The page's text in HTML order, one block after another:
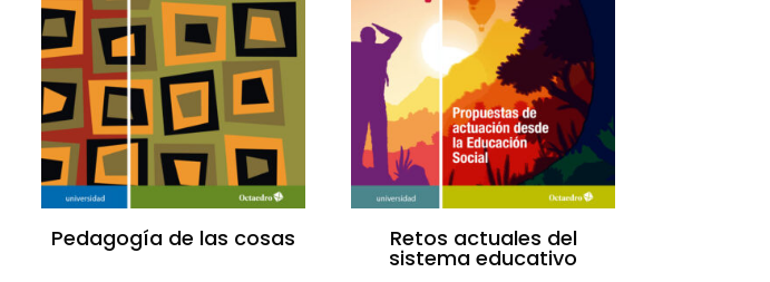
Pedagogía de las cosas Retos actuales del
sistema educativo